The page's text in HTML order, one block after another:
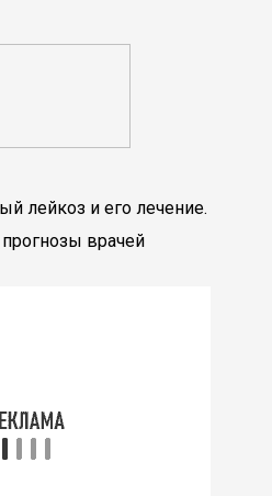
лейкоз и его лечение.
врачей